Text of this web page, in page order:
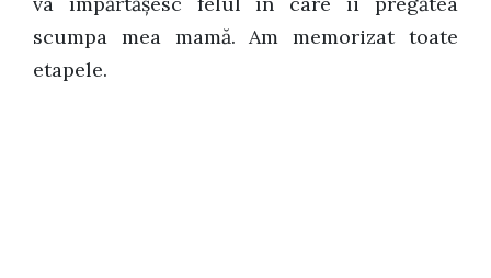
scumpa mea mamă. Am memorizat toate
etapele.